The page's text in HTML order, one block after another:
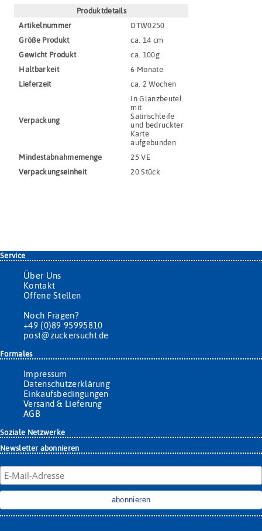
Produktdetails
Artikel­nummer
DTW0250
Größe Produkt
ca. 14 cm
Gewicht Produkt
ca. 100g
Haltbar­keit
6 Monate
Lieferzeit
ca. 2 Wochen
Verpackung
In Glanzbeutel
mit
Satinschleife
und bedruckter
Karte
aufgebunden
Mindestabnahmemenge
25 VE
Verpackungs­einheit
20 Stück
Service
Über Uns
Kontakt
Offene Stellen
Noch Fragen?
+49 (0)89 95995810
post@zuckersucht.de
Formales
Impressum
Datenschutzerklärung
Einkaufsbedingungen
Versand & Lieferung
AGB
Soziale Netzwerke
Newsletter abonnieren